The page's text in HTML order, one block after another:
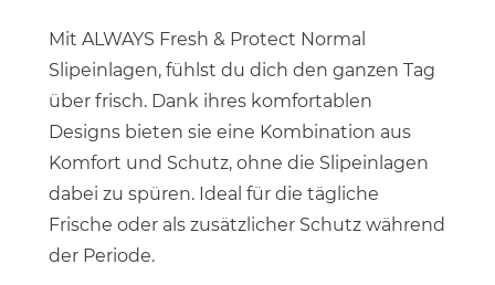
Mit ALWAYS Fresh & Protect Normal
Slipeinlagen, fühlst du dich den ganzen Tag
über frisch. Dank ihres komfortablen
Designs bieten sie eine Kombination aus
Komfort und Schutz, ohne die Slipeinlagen
dabei zu spüren. Ideal für die tägliche
Frische oder als zusätzlicher Schutz während
der Periode.